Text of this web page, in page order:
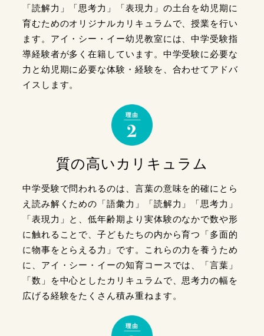
「読解力」「思考力」「表現力」の土台を幼児期に
育むためのオリジナルカリキュラムで、授業を行い
ます。アイ・シー・イー幼児教室には、中学受験指
導経験者が多く在籍しています。中学受験に必要な
力と幼児期に必要な体験・経験を、合わせてアドバ
イスします。
質の高い カリキュラム
中学受験で問われるのは、言葉の意味を的確にとら
え読み解くための「語彙力」「読解力」「思考力」
「表現力」と、低年齢期より実体験のなかで数や形
に触れることで、子どもたちの内から育つ「多面的
に物事をとらえる力」です。これらの力を養うため
に、アイ・シー・イーの知育コースでは、「言葉」
「数」を中心としたカリキュラムで、思考力の幅を
広げる経験をたくさん積み重ねます。